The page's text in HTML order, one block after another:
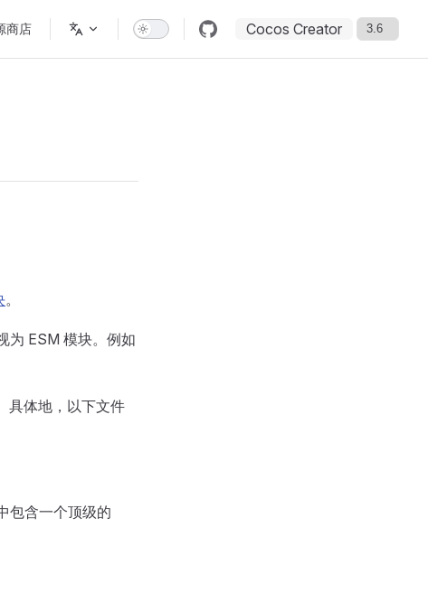
商店 Cocos Creator
。
为 ESM 模块。例如
具体地，以下文件
包含一个顶级的